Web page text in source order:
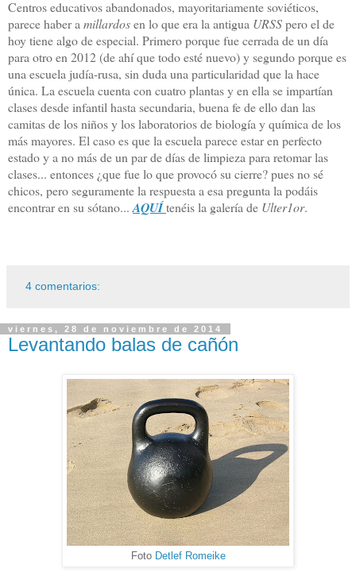
Centros educativos abandonados, mayoritariamente soviéticos,
parece haber a millardosen lo que era la antigua URSSpero el de
hoy tiene algo de especial. Primero porque fue cerrada de un día
para otro en 2012 (de ahí que todo esté nuevo) y segundo porque es
una escuela judía-rusa, sin duda una particularidad que la hace
única. La escuela cuenta con cuatro plantas y en ella se impartían
clases desde infantil hasta secundaria, buena fe de ello dan las
camitas de los niños y los laboratorios de biología y química de los
más mayores. El caso es que la escuela parece estar en perfecto
estado y a no más de un par de días de limpieza para retomar las
clases... entonces ¿que fue lo que provocó su cierre? pues no sé
chicos, pero seguramente la respuesta a esa pregunta la podáis
encontrar en su sótano... AQUÍtenéis la galería de Ulter1or.
4 comentarios:
viernes, 28 de noviembre de 2014
Levantando balas de cañón
Foto Detlef Romeike